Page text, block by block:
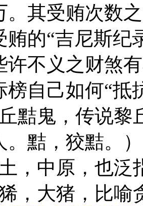
。其受贿次数
贿的“吉尼斯纪
许不义之财煞
榜自己如何“抵
丘黠鬼，传说
。黠，狡黠。）
土，中原，也泛
狶，大猪，比